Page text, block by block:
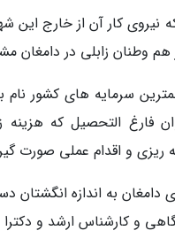
کار آن از خارج این
سرمایه های کشور نام
از این سرمایه و ظرفیت فراهم گردد. 3000
ریزی و اقدام عملی صورت
به اندازه انگشتان
و کارشناس ارشد و